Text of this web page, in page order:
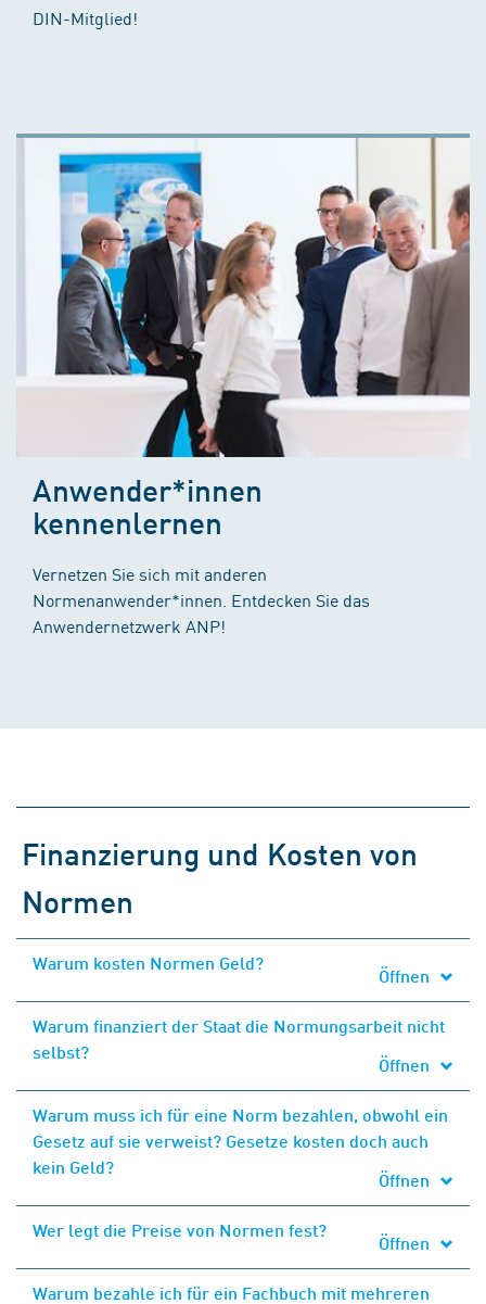
DIN-Mitglied!
Anwender*innen
kennenlernen
Vernetzen Sie sich mit anderen
Normenanwender*innen. Entdecken Sie das
Anwendernetzwerk ANP!
Finanzierung und Kosten von
Normen
Warum kosten Normen Geld?
Öffnen
Warum finanziert der Staat die Normungsarbeit nicht
selbst?
Öffnen
Warum muss ich für eine Norm bezahlen, obwohl ein
Gesetz auf sie verweist? Gesetze kosten doch auch
kein Geld?
Öffnen
Wer legt die Preise von Normen fest?
Öffnen
Warum bezahle ich für ein Fachbuch mit mehreren